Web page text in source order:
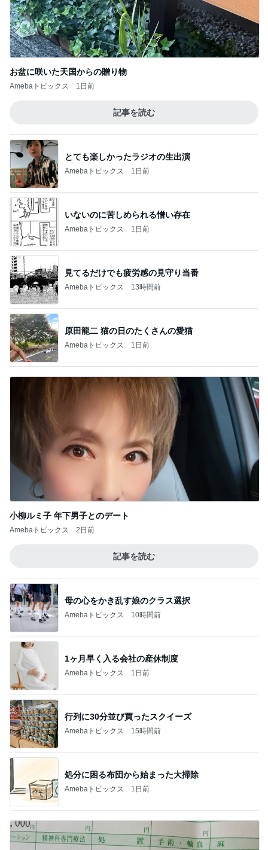
お盆に咲いた天国からの贈り物
Amebaトピックス 1日前
記事を読む
とても楽しかったラジオの生出演
Amebaトピックス 1日前
いないのに苦しめられる憎い存在
Amebaトピックス 1日前
見てるだけでも疲労感の見守り当番
Amebaトピックス 13時間前
原田龍二 猫の日のたくさんの愛猫
Amebaトピックス 1日前
小柳ルミ子 年下男子とのデート
Amebaトピックス 2日前
記事を読む
母の心をかき乱す娘のクラス選択
Amebaトピックス 10時間前
1ヶ月早く入る会社の産休制度
Amebaトピックス 1日前
行列に30分並び買ったスクイーズ
Amebaトピックス 15時間前
処分に困る布団から始まった大掃除
Amebaトピックス 1日前